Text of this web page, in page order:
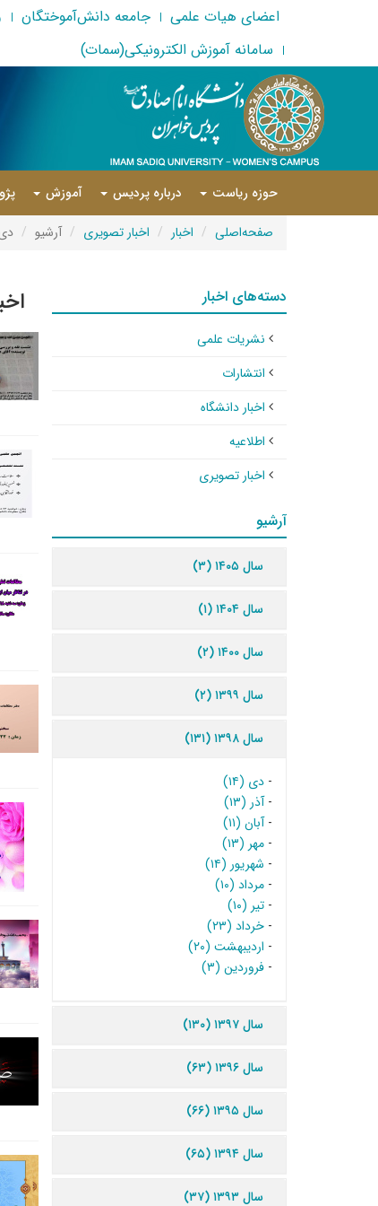
اعضای هیات علمی جامعه دانش‌آموختگان
سامانه آموزش الکترونیکی(سمات)
حوزه ریاست درباره پردیس آموزش
صفحه‌اصلی اخبار اخبار تصویری آرشیو دی
دسته‌های اخبار
نشریات علمی
انتشارات
اخبار دانشگاه
اطلاعیه
اخبار تصویری
آرشیو
سال ۱۴۰۵ (۳)
سال ۱۴۰۴ (۱)
سال ۱۴۰۰ (۲)
سال ۱۳۹۹ (۲)
سال ۱۳۹۸ (۱۳۱)
- دی (۱۴)
-آذر (۱۳)
-آبان (۱۱)
- مهر (۱۳)
- شهریور (۱۴)
- مرداد (۱۰)
- تیر (۱۰)
- خرداد (۲۳)
- اردیبهشت (۲۰)
- فروردین (۳)
سال ۱۳۹۷ (۱۳۰)
سال ۱۳۹۶ (۶۳)
سال ۱۳۹۵ (۶۶)
سال ۱۳۹۴ (۶۵)
سال ۱۳۹۳ (۳۷)